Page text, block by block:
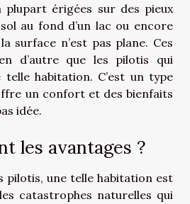
plupart érigées sur des pieux
au fond d’un lac ou encore
surface n’est pas plane. Ces
d’autre que les pilotis qui
habitation. C’est un type
un confort et des bienfaits
idée.
les avantages ?
pilotis, une telle habitation est
catastrophes naturelles qui